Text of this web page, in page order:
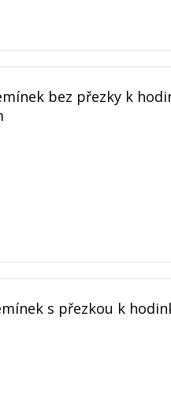
bez přezky k
s přezkou k